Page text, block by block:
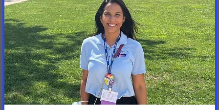
Servicios Necesarios de Manera Temprana y Equitativa para el
Cáncer (conocida por sus siglas en inglés, SCREENS for
Cancer Act) reautorizaría el Programa Nacional de Detección
Temprana de Cáncer de Mama y Cuello Uterino (NBCCEDP,
por sus siglas en inglés) para los años fiscales comprendidos
entre 2026 y 2030.
Cámara de Representantes presenta legislación
bipartidista para ampliar el acceso a la detección